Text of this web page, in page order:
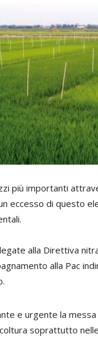
più importanti
eccesso di questo
alla Direttiva
alla Pac
e urgente la
soprattutto